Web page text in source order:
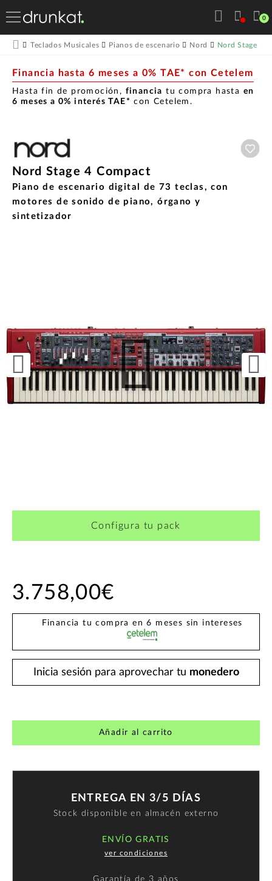
0
Teclados Musicales Pianos de escenario Nord Nord Stage 4
Financia hasta 6 meses a 0% TAE* con Cetelem
Hasta fin de promoción, financia tu compra hasta en
6 meses a 0% interés TAE* con Cetelem.
Nord Stage 4 Compact
Piano de escenario digital de 73 teclas, con
motores de sonido de piano, órgano y
sintetizador
Configura tu pack
3.758,00€
Financia tu compra en 6 meses sin intereses
Inicia sesión para aprovechar tu monedero
Añadir al carrito
ENTREGA EN 3/5 DÍAS
Stock disponible en almacén externo
ENVÍO GRATIS
ver condiciones
Garantía de 3 años